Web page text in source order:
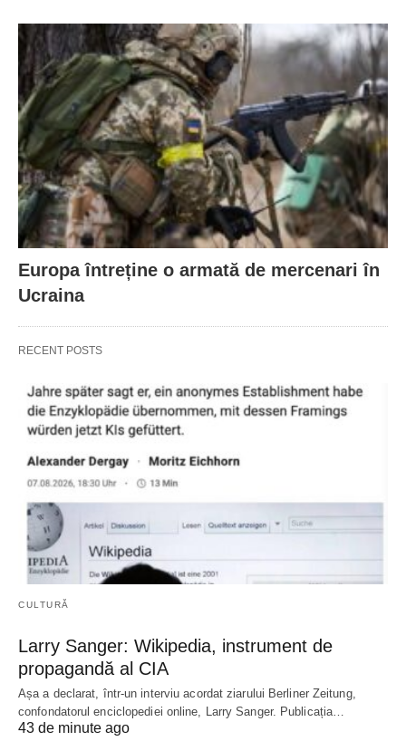
Europa întreține o armată de mercenari în
Ucraina
RECENT POSTS
CULTURĂ
Larry Sanger: Wikipedia, instrument de
propagandă al CIA
Așa a declarat, într-un interviu acordat ziarului Berliner Zeitung,
confondatorul enciclopediei online, Larry Sanger. Publicația…
43 de minute ago